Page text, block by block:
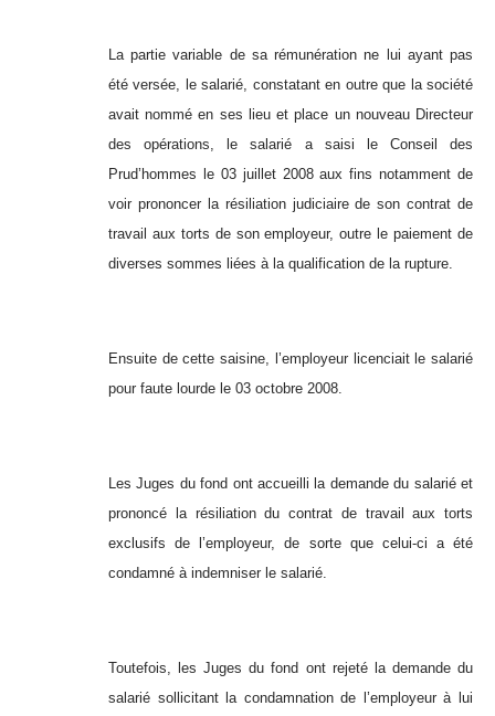
La partie variable de sa rémunération ne lui ayant pas
été versée, le salarié, constatant en outre que la société
avait nommé en ses lieu et place un nouveau Directeur
des opérations, le salarié a saisi le Conseil des
Prud’hommes le 03 juillet 2008 aux fins notamment de
voir prononcer la résiliation judiciaire de son contrat de
travail aux torts de son employeur, outre le paiement de
diverses sommes liées à la qualification de la rupture.
Ensuite de cette saisine, l’employeur licenciait le salarié
pour faute lourde le 03 octobre 2008.
Les Juges du fond ont accueilli la demande du salarié et
prononcé la résiliation du contrat de travail aux torts
exclusifs de l’employeur, de sorte que celui-ci a été
condamné à indemniser le salarié.
Toutefois, les Juges du fond ont rejeté la demande du
salarié sollicitant la condamnation de l’employeur à lui